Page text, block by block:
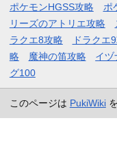
ポケモンHGSS攻略 ポ
リーズのアトリエ攻略
ラクエ8攻略
ドラクエ
略
魔神の笛攻略 イヅ
グ100
このページは PukiWiki